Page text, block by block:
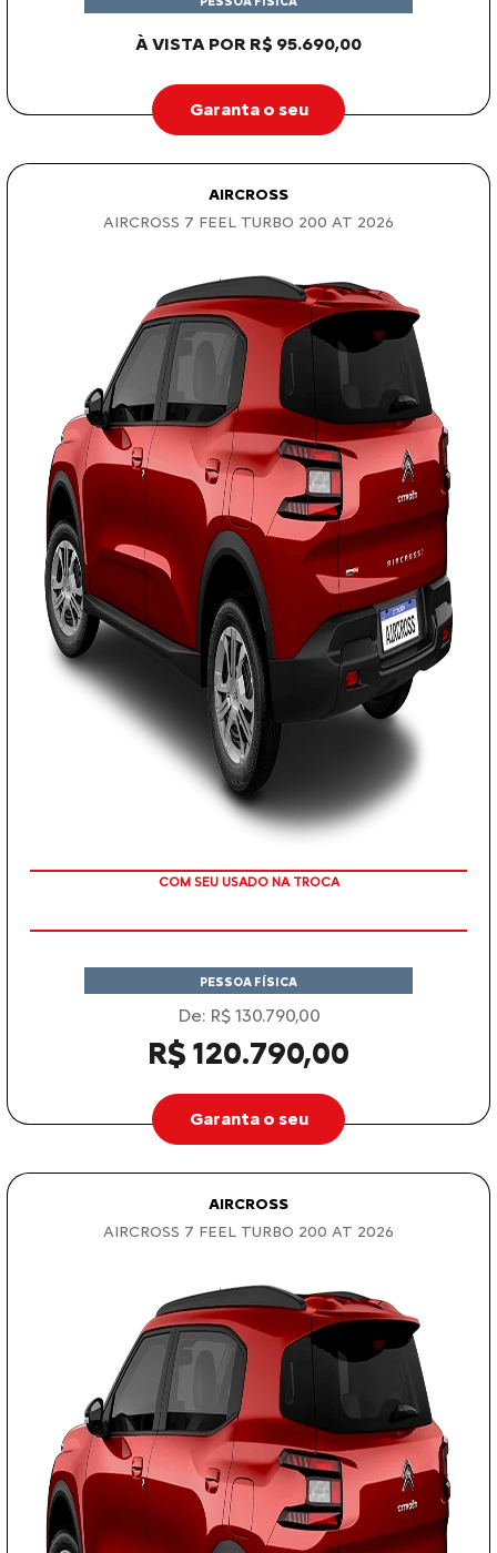
À VISTA POR R$ 95.690,00
Garanta o seu
AIRCROSS
AIRCROSS 7 FEEL TURBO 200 AT 2026
TAXA ZERO
PESSOA FÍSICA
De: R$ 130.790,00
R$ 120.790,00
Garanta o seu
AIRCROSS
AIRCROSS 7 FEEL TURBO 200 AT 2026